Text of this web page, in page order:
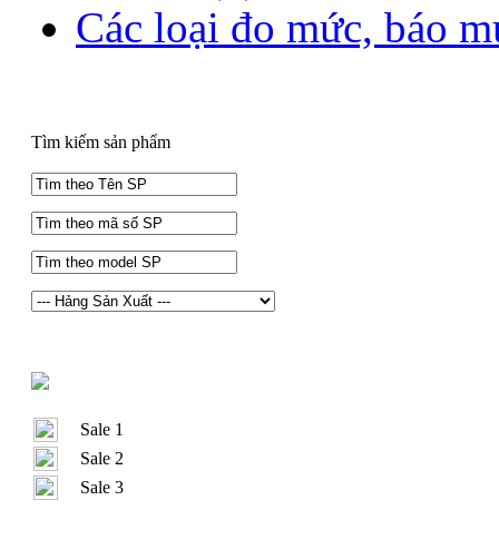
Các loại đo mức, báo
Tìm kiếm sản phẩm
Sale 1
Sale 2
Sale 3